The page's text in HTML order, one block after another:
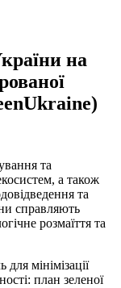
на
та
а також
та
справляють
розмаїття та
мінімізації
план зеленої